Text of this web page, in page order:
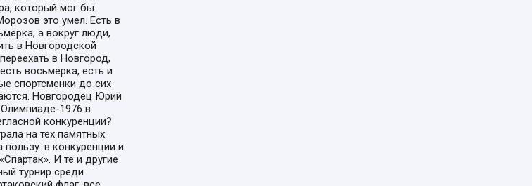
который мог бы
это умел. Есть в
а вокруг люди,
в Новгородской
в Новгород,
восьмёрка, есть и
спортсменки до сих
Новгородец Юрий
1976 в
конкуренции?
на тех памятных
в конкуренции и
И те и другие
турнир среди